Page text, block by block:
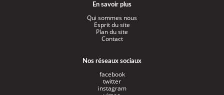
En savoir plus
Qui sommes nous
Esprit du site
Plan du site
Contact
Nos réseaux sociaux
facebook
twitter
instagram